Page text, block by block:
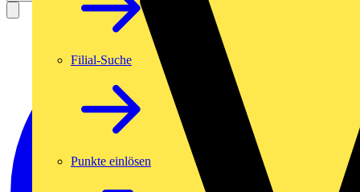
Filial-Suche
Punkte einlösen